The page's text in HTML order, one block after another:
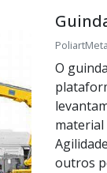
O
material
outros